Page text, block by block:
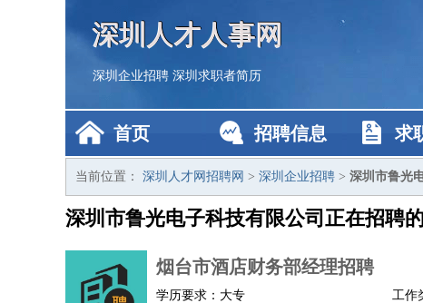
深圳人才人事网
深圳企业招聘 深圳求职者简历
首页 招聘信息 求
当前位置： 深圳人才网招聘网 > 深圳企业招聘 > 深圳市鲁光
深圳市鲁光电子科技有限公司正在招聘
烟台市酒店财务部经理招聘
学历要求：大专 工作